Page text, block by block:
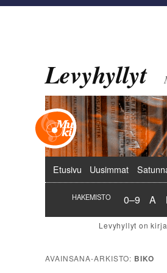
Levyhyllyt
Päävalikko
Etusivu Uusimmat
HAKEMISTO 0–9 A
AVAINSANA-ARKISTO: BIKO